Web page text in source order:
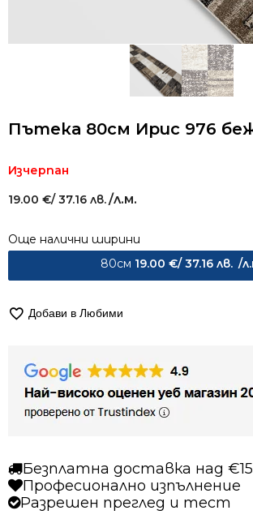
Пътека 80см Ирис 976
Изчерпан
19.00 €/ 37.16 лв./л.м.
Още налични ширини
80см 19.00 €/ 37.16 лв. /
Добави в Любими
Безплатна доставка над
Професионално изпълнение
Разрешен преглед и тест